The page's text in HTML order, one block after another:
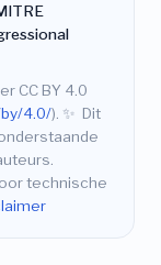
CC BY 4.0
4.0/). ✨ Dit
technische